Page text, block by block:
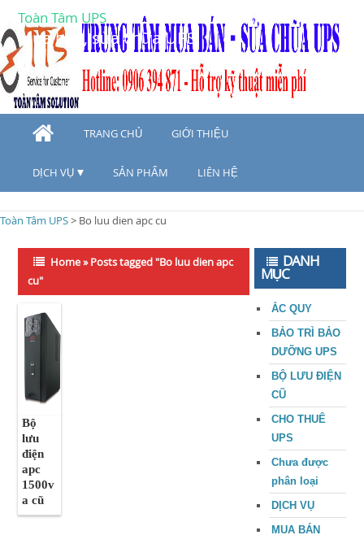
Toàn Tâm UPS
Mua bán, sửa chữa UPS
TRANG CHỦ GIỚI THIỆU
DỊCH VỤ SẢN PHẨM LIÊN HỆ
Toàn Tâm UPS> Bo luu dien apc cu
Home»Posts tagged "Bo luu dien apc
cu"
Bộ
lưu
điện
apc
1500v
a cũ
DANH
MỤC
ẮC QUY
BẢO TRÌ BẢO
DƯỠNG UPS
BỘ LƯU ĐIỆN
CŨ
CHO THUÊ
UPS
Chưa được
phân loại
DỊCH VỤ
MUA BÁN